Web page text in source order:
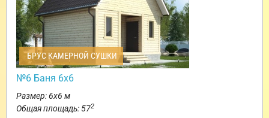
БРУС КАМЕРНОЙ СУШКИ
№6 Баня 6х6
Размер: 6х6 м
Общая площадь: 572